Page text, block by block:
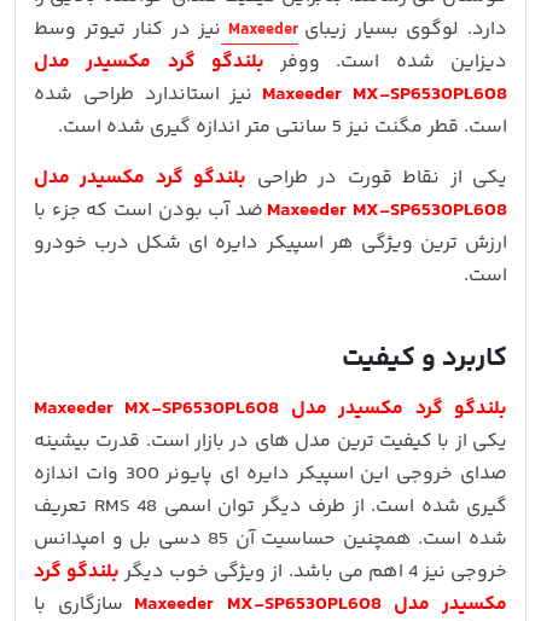
دارد. لوگوی بسیار زیبایMaxeeder نیز در کنار تیوتر وسط
دیزاین شده است. ووفر بلندگو گرد مکسیدر مدل
Maxeeder MX-SP6530PL608 نیز استاندارد طراحی شده
است. قطر مگنت نیز 5 سانتی متر اندازه گیری شده است.
یکی از نقاط قورت در طراحی بلندگو گرد مکسیدر مدل
Maxeeder MX-SP6530PL608 ضد آب بودن است که جزء با
ارزش ترین ویژگی هر اسپیکر دایره ای شکل درب خودرو
است.
کاربرد و کیفیت
بلندگو گرد مکسیدر مدل Maxeeder MX-SP6530PL608
یکی از با کیفیت ترین مدل های در بازار است. قدرت بیشینه
صدای خروجی این اسپیکر دایره ای پایونر 300 وات اندازه
گیری شده است. از طرف دیگر توان اسمی 48 RMS تعریف
شده است. همچنین حساسیت آن 85 دسی بل و امپدانس
خروجی نیز 4 اهم می باشد. از ویژگی خوب دیگر
بلندگو گرد
مکسیدر مدل Maxeeder MX-SP6530PL608
سازگاری با